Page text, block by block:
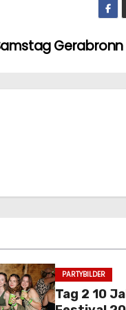
Gerabronn
PARTYBILDER
Tag 2 10